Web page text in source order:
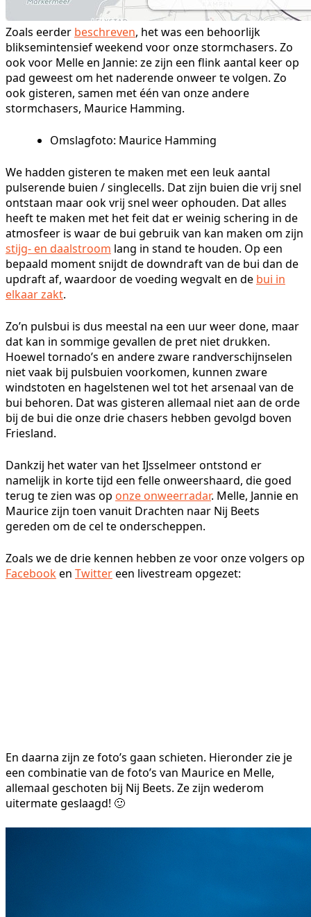
Zoals eerder beschreven, het was een behoorlijk
bliksemintensief weekend voor onze stormchasers. Zo
ook voor Melle en Jannie: ze zijn een flink aantal keer op
pad geweest om het naderende onweer te volgen. Zo
ook gisteren, samen met één van onze andere
stormchasers, Maurice Hamming.
Omslagfoto: Maurice Hamming
We hadden gisteren te maken met een leuk aantal
pulserende buien / singlecells. Dat zijn buien die vrij snel
ontstaan maar ook vrij snel weer ophouden. Dat alles
heeft te maken met het feit dat er weinig schering in de
atmosfeer is waar de bui gebruik van kan maken om zijn
stijg- en daalstroom lang in stand te houden. Op een
bepaald moment snijdt de downdraft van de bui dan de
updraft af, waardoor de voeding wegvalt en de bui in
elkaar zakt.
Zo’n pulsbui is dus meestal na een uur weer done, maar
dat kan in sommige gevallen de pret niet drukken.
Hoewel tornado’s en andere zware randverschijnselen
niet vaak bij pulsbuien voorkomen, kunnen zware
windstoten en hagelstenen wel tot het arsenaal van de
bui behoren. Dat was gisteren allemaal niet aan de orde
bij de bui die onze drie chasers hebben gevolgd boven
Friesland.
Dankzij het water van het IJsselmeer ontstond er
namelijk in korte tijd een felle onweershaard, die goed
terug te zien was op onze onweerradar. Melle, Jannie en
Maurice zijn toen vanuit Drachten naar Nij Beets
gereden om de cel te onderscheppen.
Zoals we de drie kennen hebben ze voor onze volgers op
Facebooken Twittereen livestream opgezet:
En daarna zijn ze foto’s gaan schieten. Hieronder zie je
een combinatie van de foto’s van Maurice en Melle,
allemaal geschoten bij Nij Beets. Ze zijn wederom
uitermate geslaagd! 🙂